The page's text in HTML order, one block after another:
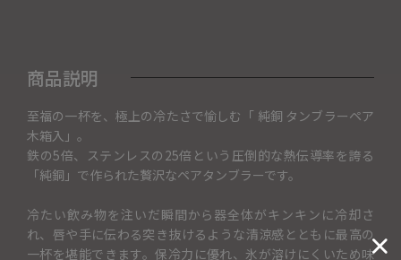
商品説明
至福の一杯を、極上の冷たさで愉しむ「 純銅 タンブラーペア
木箱入」。
鉄の5倍、ステンレスの25倍という圧倒的な熱伝導率を誇る
「純銅」で作られた贅沢なペアタンブラーです。
冷たい飲み物を注いだ瞬間から器全体がキンキンに冷却さ
れ、唇や手に伝わる突き抜けるような清涼感とともに最高の
一杯を堪能できます。保冷力に優れ、氷が溶けにくいため味